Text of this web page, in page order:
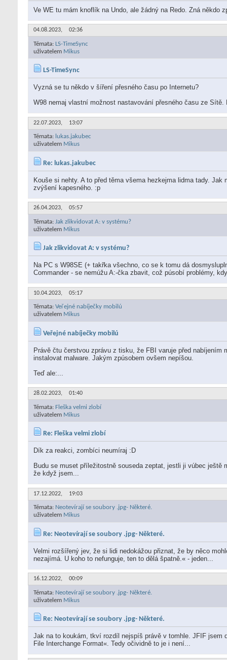
Ve WE tu mám knoflík na Undo, ale žádný na Redo. Zná někdo
04.08.2023, 02:36
Témata: LS-TimeSync
uživatelem Mikus
LS-TimeSync
Vyzná se tu někdo v šíření přesného času po Internetu?
W98 nemaj vlastní možnost nastavování přesného času ze
22.07.2023, 13:07
Témata: lukas.jakubec
uživatelem Mikus
Re: lukas.jakubec
Kouše si nehty. A to před těma všema hezkejma lidma tady.
zvýšení kapesného. :p
26.04.2023, 05:57
Témata: Jak zlikvidovat A: v systému?
uživatelem Mikus
Jak zlikvidovat A: v systému?
Na PC s W98SE (+ takřka všechno, co se k tomu dá
Commander - se nemúžu A:-čka zbavit, což púsobí problémy,
10.04.2023, 05:17
Témata: Veřejné nabíječky mobilú
uživatelem Mikus
Veřejné nabíječky mobilú
Právě čtu čerstvou zprávu z tisku, že FBI varuje před
instalovat malware. Jakým zpúsobem ovšem nepíšou.
Teď ale:...
28.02.2023, 01:40
Témata: Fleška velmi zlobí
uživatelem Mikus
Re: Fleška velmi zlobí
Dík za reakci, zombíci neumíraj :D
Budu se muset příležitostně souseda zeptat, jestli ji vúbec
že když jsem...
17.12.2022, 19:03
Témata: Neotevírají se soubory .jpg- Některé.
uživatelem Mikus
Re: Neotevírají se soubory .jpg- Některé.
Velmi rozšířený jev, že si lidi nedokážou přiznat, že by něco
nezajímá. U koho to nefunguje, ten to dělá špatně.« - jeden...
16.12.2022, 00:09
Témata: Neotevírají se soubory .jpg- Některé.
uživatelem Mikus
Re: Neotevírají se soubory .jpg- Některé.
Jak na to koukám, tkví rozdíl nejspíš právě v tomhle. JFIF jsem
File Interchange Format«. Tedy očividně to je i není...